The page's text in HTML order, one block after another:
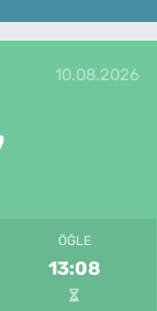
10.08.2026
ÖĞLE
13:08